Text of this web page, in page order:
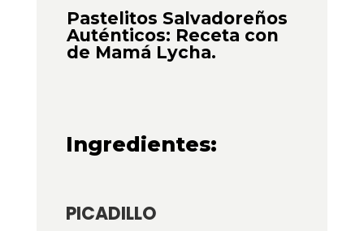
Pastelitos Salvadoreños
Auténticos: Receta con
de Mamá Lycha.
Ingredientes:
PICADILLO